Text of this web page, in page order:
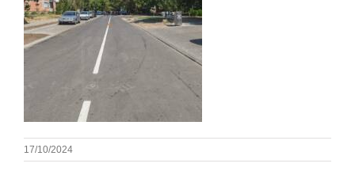
17/10/2024